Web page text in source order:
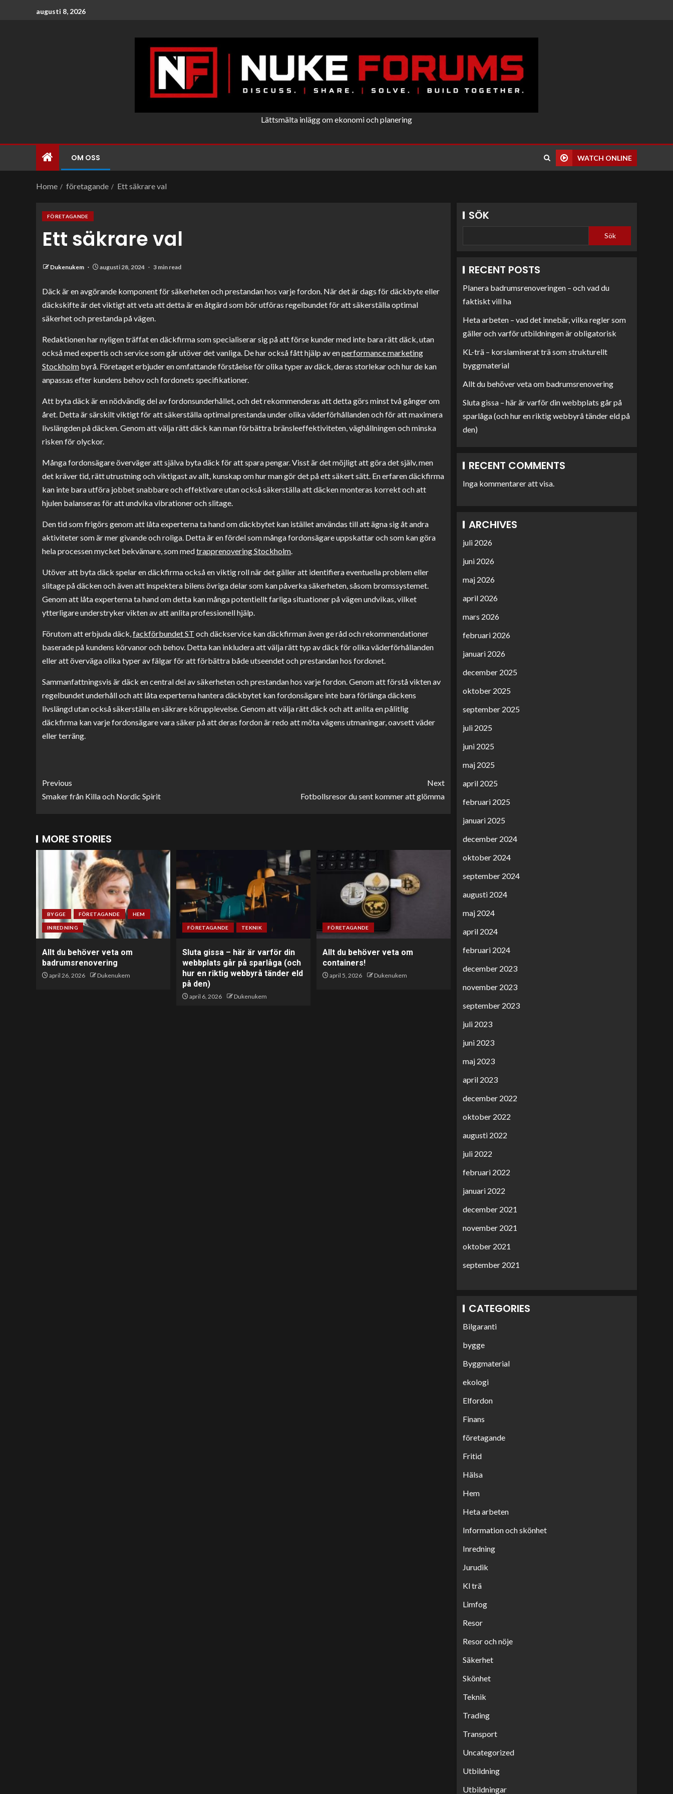
augusti 8, 2026
Lättsmälta inlägg om ekonomi och planering
OM OSS WATCH ONLINE
Home företagande Ett säkrare val
FÖRETAGANDE
Ett säkrare val
Dukenukem augusti 28, 2024 3 min read
Däck är en avgörande komponent för säkerheten och prestandan hos varje fordon. När det är dags för däckbyte eller
däckskifte är det viktigt att veta att detta är en åtgärd som bör utföras regelbundet för att säkerställa optimal
säkerhet och prestanda på vägen.
Redaktionen har nyligen träffat en däckfirma som specialiserar sig på att förse kunder med inte bara rätt däck, utan
också med expertis och service som går utöver det vanliga. De har också fått hjälp av enperformance marketing
Stockholm byrå. Företaget erbjuder en omfattande förståelse för olika typer av däck, deras storlekar och hur de kan
anpassas efter kundens behov och fordonets specifikationer.
Att byta däck är en nödvändig del av fordonsunderhållet, och det rekommenderas att detta görs minst två gånger om
året. Detta är särskilt viktigt för att säkerställa optimal prestanda under olika väderförhållanden och för att maximera
livslängden på däcken. Genom att välja rätt däck kan man förbättra bränsleeffektiviteten, väghållningen och minska
risken för olyckor.
Många fordonsägare överväger att själva byta däck för att spara pengar. Visst är det möjligt att göra det själv, men
det kräver tid, rätt utrustning och viktigast av allt, kunskap om hur man gör det på ett säkert sätt. En erfaren däckfirma
kan inte bara utföra jobbet snabbare och effektivare utan också säkerställa att däcken monteras korrekt och att
hjulen balanseras för att undvika vibrationer och slitage.
Den tid som frigörs genom att låta experterna ta hand om däckbytet kan istället användas till att ägna sig åt andra
aktiviteter som är mer givande och roliga. Detta är en fördel som många fordonsägare uppskattar och som kan göra
hela processen mycket bekvämare, som medtrapprenovering Stockholm.
Utöver att byta däck spelar en däckfirma också en viktig roll när det gäller att identifiera eventuella problem eller
slitage på däcken och även att inspektera bilens övriga delar som kan påverka säkerheten, såsom bromssystemet.
Genom att låta experterna ta hand om detta kan många potentiellt farliga situationer på vägen undvikas, vilket
ytterligare understryker vikten av att anlita professionell hjälp.
Förutom att erbjuda däck,fackförbundet ST och däckservice kan däckfirman även ge råd och rekommendationer
baserade på kundens körvanor och behov. Detta kan inkludera att välja rätt typ av däck för olika väderförhållanden
eller att överväga olika typer av fälgar för att förbättra både utseendet och prestandan hos fordonet.
Sammanfattningsvis är däck en central del av säkerheten och prestandan hos varje fordon. Genom att förstå vikten av
regelbundet underhåll och att låta experterna hantera däckbytet kan fordonsägare inte bara förlänga däckens
livslängd utan också säkerställa en säkrare körupplevelse. Genom att välja rätt däck och att anlita en pålitlig
däckfirma kan varje fordonsägare vara säker på att deras fordon är redo att möta vägens utmaningar, oavsett väder
eller terräng.
Previous
Smaker från Killa och Nordic Spirit
Next
Fotbollsresor du sent kommer att glömma
MORE STORIES
BYGGE FÖRETAGANDE HEM
INREDNING
Allt du behöver veta om
badrumsrenovering
april 26, 2026 Dukenukem
FÖRETAGANDE TEKNIK
Sluta gissa – här är varför din
webbplats går på sparlåga (och
hur en riktig webbyrå tänder eld
på den)
april 6, 2026 Dukenukem
FÖRETAGANDE
Allt du behöver veta om
containers!
april 5, 2026 Dukenukem
SÖK
Sök
RECENT POSTS
Planera badrumsrenoveringen – och vad du
faktiskt vill ha
Heta arbeten – vad det innebär, vilka regler som
gäller och varför utbildningen är obligatorisk
KL-trä – korslaminerat trä som strukturellt
byggmaterial
Allt du behöver veta om badrumsrenovering
Sluta gissa – här är varför din webbplats går på
sparlåga (och hur en riktig webbyrå tänder eld på
den)
RECENT COMMENTS
Inga kommentarer att visa.
ARCHIVES
juli 2026
juni 2026
maj 2026
april 2026
mars 2026
februari 2026
januari 2026
december 2025
oktober 2025
september 2025
juli 2025
juni 2025
maj 2025
april 2025
februari 2025
januari 2025
december 2024
oktober 2024
september 2024
augusti 2024
maj 2024
april 2024
februari 2024
december 2023
november 2023
september 2023
juli 2023
juni 2023
maj 2023
april 2023
december 2022
oktober 2022
augusti 2022
juli 2022
februari 2022
januari 2022
december 2021
november 2021
oktober 2021
september 2021
CATEGORIES
Bilgaranti
bygge
Byggmaterial
ekologi
Elfordon
Finans
företagande
Fritid
Hälsa
Hem
Heta arbeten
Information och skönhet
Inredning
Jurudik
Kl trä
Limfog
Resor
Resor och nöje
Säkerhet
Skönhet
Teknik
Trading
Transport
Uncategorized
Utbildning
Utbildningar